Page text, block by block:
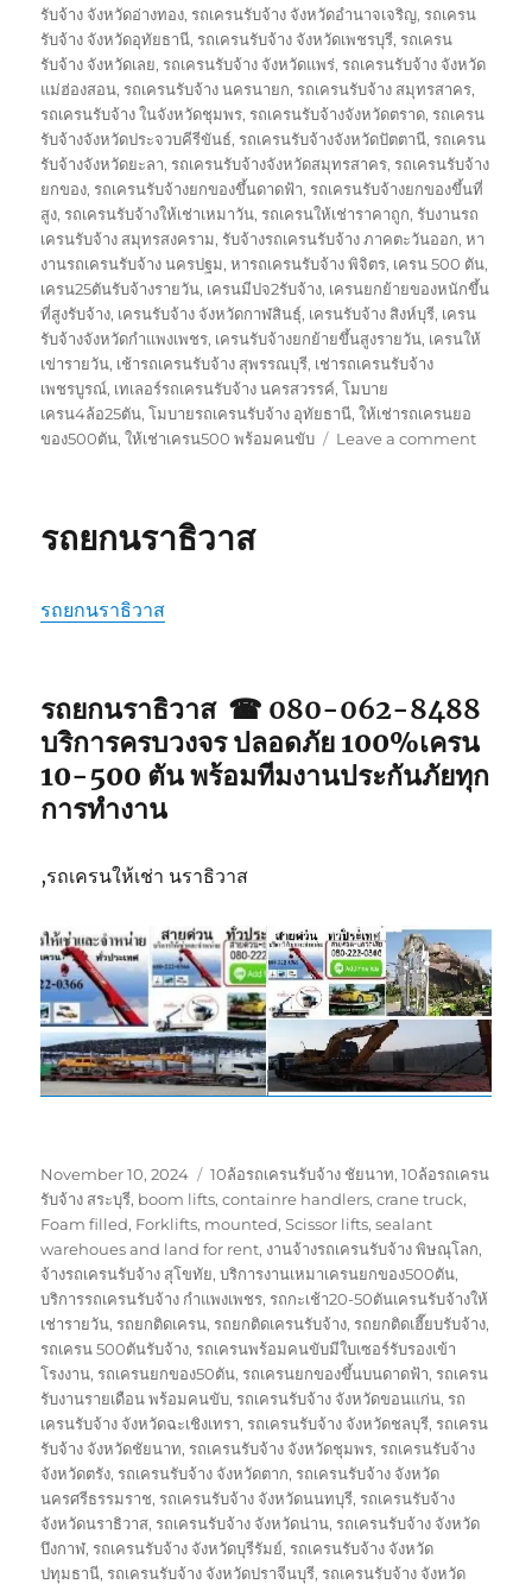
รับจ้าง จังหวัดอ่างทอง,รถเครนรับจ้าง จังหวัดอำนาจเจริญ,รถเครน
รับจ้าง จังหวัดอุทัยธานี,รถเครนรับจ้าง จังหวัดเพชรบุรี,รถเครน
รับจ้าง จังหวัดเลย,รถเครนรับจ้าง จังหวัดแพร่,รถเครนรับจ้าง จังหวัด
แม่ฮ่องสอน,รถเครนรับจ้าง นครนายก,รถเครนรับจ้าง สมุทรสาคร,
รถเครนรับจ้าง ในจังหวัดชุมพร,รถเครนรับจ้างจังหวัดตราด,รถเครน
รับจ้างจังหวัดประจวบคีรีขันธ์,รถเครนรับจ้างจังหวัดปัตตานี,รถเครน
รับจ้างจังหวัดยะลา,รถเครนรับจ้างจังหวัดสมุทรสาคร,รถเครนรับจ้าง
ยกของ,รถเครนรับจ้างยกของขึ้นดาดฟ้า,รถเครนรับจ้างยกของขึ้นที่
สูง,รถเครนรับจ้างให้เช่าเหมาวัน,รถเครนให้เช่าราคาถูก,รับงานรถ
เครนรับจ้าง สมุทรสงคราม,รับจ้างรถเครนรับจ้าง ภาคตะวันออก,หา
งานรถเครนรับจ้าง นครปฐม,หารถเครนรับจ้าง พิจิตร, เครน 500 ตัน,
เครน25ตันรับจ้างรายวัน, เครนมีปจ2รับจ้าง, เครนยกย้ายของหนักขึ้น
ที่สูงรับจ้าง, เครนรับจ้าง จังหวัดกาฬสินธุ์, เครนรับจ้าง สิงห์บุรี, เครน
รับจ้างจังหวัดกำแพงเพชร, เครนรับจ้างยกย้ายขึ้นสูงรายวัน, เครนให้
เข่ารายวัน, เช้ารถเครนรับจ้าง สุพรรณบุรี, เช่ารถเครนรับจ้าง
เพชรบูรณ์, เทเลอร์รถเครนรับจ้าง นครสวรรค์,โมบาย
เครน4ล้อ25ตัน,โมบายรถเครนรับจ้าง อุทัยธานี,ให้เช่ารถเครนยอ
ของ500ตัน,ให้เช่าเครน500 พร้อมคนขับ Leave a commenton
รถยกนราธิวาส
รถยกนราธิวาส
รถยกนราธิวาส ☎ 080-062-8488
บริการครบวงจร ปลอดภัย 100%เครน
10-500 ตัน พร้อมทีมงานประกันภัยทุก
การทำงาน
,รถเครนให้เช่า นราธิวาส
Posted
on
November 10, 2024 Tags
10ล้อรถเครนรับจ้าง ชัยนาท,10ล้อรถเครน
รับจ้าง สระบุรี, boom lifts,containre handlers,crane truck,
Foam filled, Forklifts, mounted,Scissor lifts,sealant
warehoues and land for rent, งานจ้างรถเครนรับจ้าง พิษณุโลก,
จ้างรถเครนรับจ้าง สุโขทัย,บริการงานเหมาเครนยกของ500ตัน,
บริการรถเครนรับจ้าง กำแพงเพชร,รถกะเช้า20-50ตันเครนรับจ้างให้
เช่ารายวัน,รถยกติดเครน,รถยกติดเครนรับจ้าง,รถยกติดเฮี๊ยบรับจ้าง,
รถเครน 500ตันรับจ้าง,รถเครนพร้อมคนขับมีใบเซอร์รับรองเข้า
โรงงาน,รถเครนยกของ50ตัน,รถเครนยกของขึ้นบนดาดฟ้า,รถเครน
รับงานรายเดือน พร้อมคนขับ,รถเครนรับจ้าง จังหวัดขอนแก่น,รถ
เครนรับจ้าง จังหวัดฉะเชิงเทรา,รถเครนรับจ้าง จังหวัดชลบุรี,รถเครน
รับจ้าง จังหวัดชัยนาท,รถเครนรับจ้าง จังหวัดชุมพร,รถเครนรับจ้าง
จังหวัดตรัง,รถเครนรับจ้าง จังหวัดตาก,รถเครนรับจ้าง จังหวัด
นครศรีธรรมราช,รถเครนรับจ้าง จังหวัดนนทบุรี,รถเครนรับจ้าง
จังหวัดนราธิวาส,รถเครนรับจ้าง จังหวัดน่าน,รถเครนรับจ้าง จังหวัด
บึงกาฬ,รถเครนรับจ้าง จังหวัดบุรีรัมย์,รถเครนรับจ้าง จังหวัด
ปทุมธานี,รถเครนรับจ้าง จังหวัดปราจีนบุรี,รถเครนรับจ้าง จังหวัด